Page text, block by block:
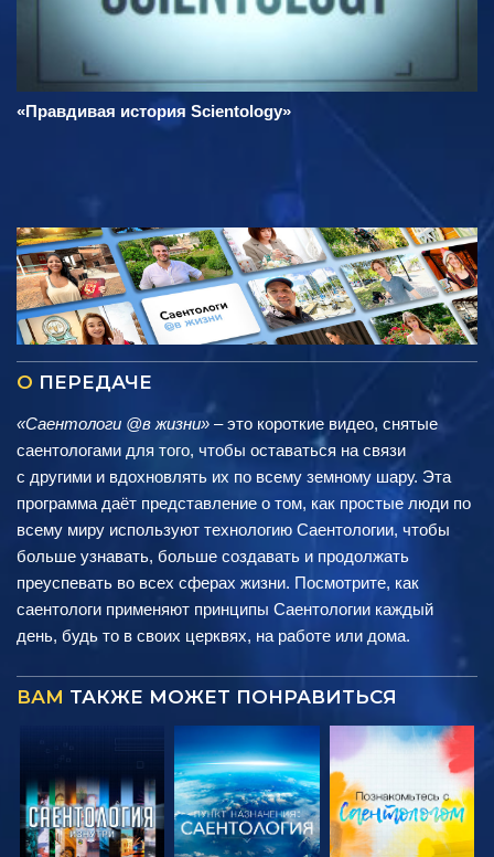
«Правдивая история Scientology»
О ПЕРЕДАЧЕ
«Саентологи @в жизни» – это короткие видео, снятые
саентологами для того, чтобы оставаться на связи
с другими и вдохновлять их по всему земному шару. Эта
программа даёт представление о том, как простые люди по
всему миру используют технологию Саентологии, чтобы
больше узнавать, больше создавать и продолжать
преуспевать во всех сферах жизни. Посмотрите, как
саентологи применяют принципы Саентологии каждый
день, будь то в своих церквях, на работе или дома.
ВАМ ТАКЖЕ МОЖЕТ ПОНРАВИТЬСЯ